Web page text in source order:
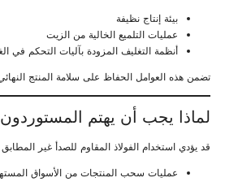
بيئة إنتاج نظيفة
عمليات التلميع الخالية من الزيت
أنظمة التغليف المزودة بآليات التحكم في
تضمن هذه العوامل الحفاظ على سلامة المنتج النهائي
لماذا يجب أن يهتم المستوردون
قد يؤدي استخدام الفولاذ المقاوم للصدأ غير
عمليات سحب المنتجات من الأسواق